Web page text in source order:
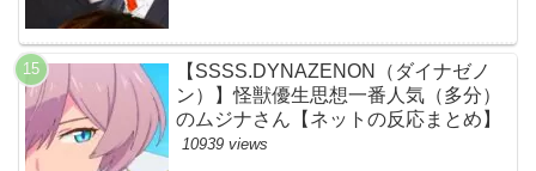
【SSSS.DYNAZENON（ダイナゼノ
ン）】怪獣優生思想一番人気（多分）
のムジナさん【ネットの反応まとめ】
10939 views